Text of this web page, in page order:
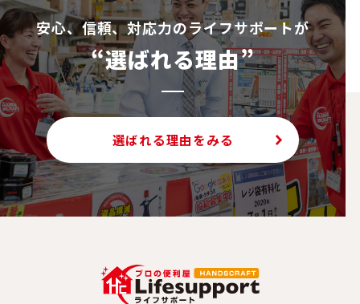
安⼼、信頼、対応⼒のライフサポートが
“選ばれる理由”
選ばれる理由をみる